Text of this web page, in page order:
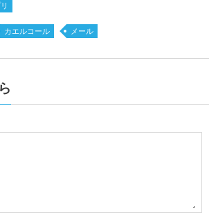
カエルコール メール